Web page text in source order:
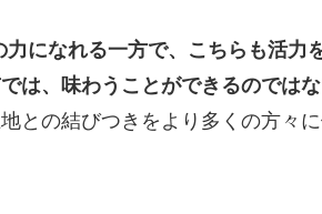
になれる一方で、こちらも活力
は、味わうことができるのではな
との結びつきをより多くの方々